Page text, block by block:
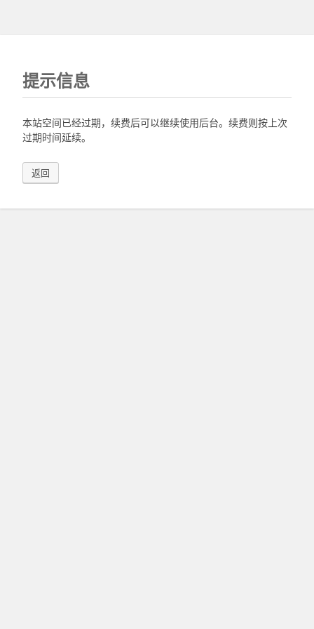
提示信息
本站空间已经过期，续费后可以继续使用后台。续费则按上次
过期时间延续。
返回